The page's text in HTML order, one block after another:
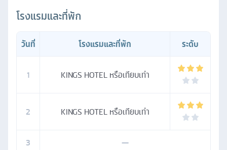
โรงแรมและที่พัก
วันที่ โรงแรมและที่พัก ระดับ
1 KINGS HOTEL หรือเทียบเท่า
2 KINGS HOTEL หรือเทียบเท่า
3 —